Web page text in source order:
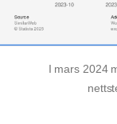
I mars 2024